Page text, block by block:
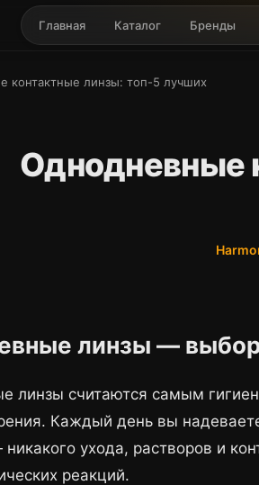
Главная Каталог Бренды
контактные линзы: топ-5 лучших
Однодневные
линзы —
линзы считаются самым
Каждый день вы
ухода, растворов и
реакций.